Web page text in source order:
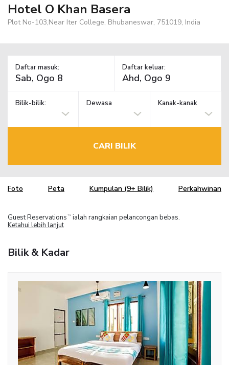
Hotel O Khan Basera
Plot No-103,Near Iter College, Bhubaneswar, 751019, India
Daftar masuk: Daftar keluar:
Bilik-bilik: Dewasa Kanak-kanak
CARI BILIK
Foto Peta Kumpulan (9+ Bilik) Perkahwinan
Guest Reservations TM ialah rangkaian pelancongan bebas.
Ketahui lebih lanjut
Bilik & Kadar